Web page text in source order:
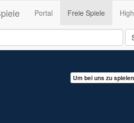
Portal Freie Spiele (current)
Um bei uns zu